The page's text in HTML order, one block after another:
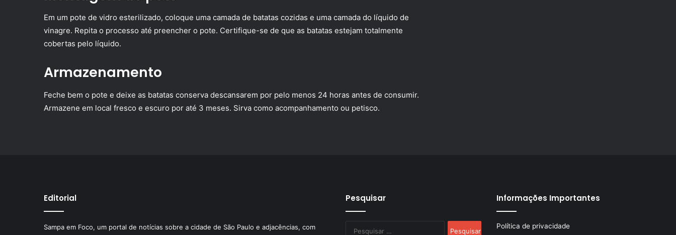
Em um pote de vidro esterilizado, coloque uma camada de batatas cozidas e uma camada do líquido de
vinagre. Repita o processo até preencher o pote. Certifique-se de que as batatas estejam totalmente
cobertas pelo líquido.
Armazenamento
Feche bem o pote e deixe as batatas conserva descansarem por pelo menos 24 horas antes de consumir.
Armazene em local fresco e escuro por até 3 meses. Sirva como acompanhamento ou petisco.
Editorial
Sampa em Foco, um portal de notícias sobre a cidade de São Paulo e adjacências, com
Pesquisar Informações Importantes
Política de privacidade